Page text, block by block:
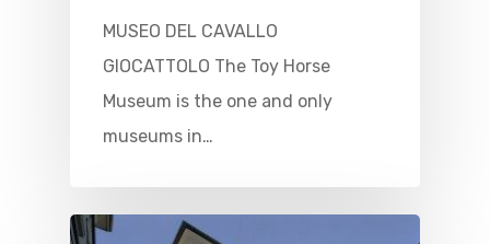
MUSEO DEL CAVALLO
GIOCATTOLO The Toy Horse
Museum is the one and only
museums in…